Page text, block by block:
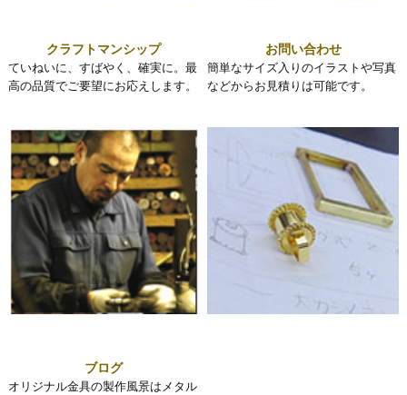
クラフトマンシップ
ていねいに、すばやく、確実に。最
高の品質でご要望にお応えします。
お問い合わせ
簡単なサイズ入りのイラストや写真
などからお見積りは可能です。
ブログ
オリジナル金具の製作風景はメタル